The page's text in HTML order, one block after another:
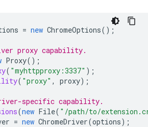
= new ChromeOptions();
proxy capability.
Proxy();
( "myhttpproxy:3337" );
( "proxy" , proxy);
specific capability.
(new File( "/path/to/
= new ChromeDriver(options);